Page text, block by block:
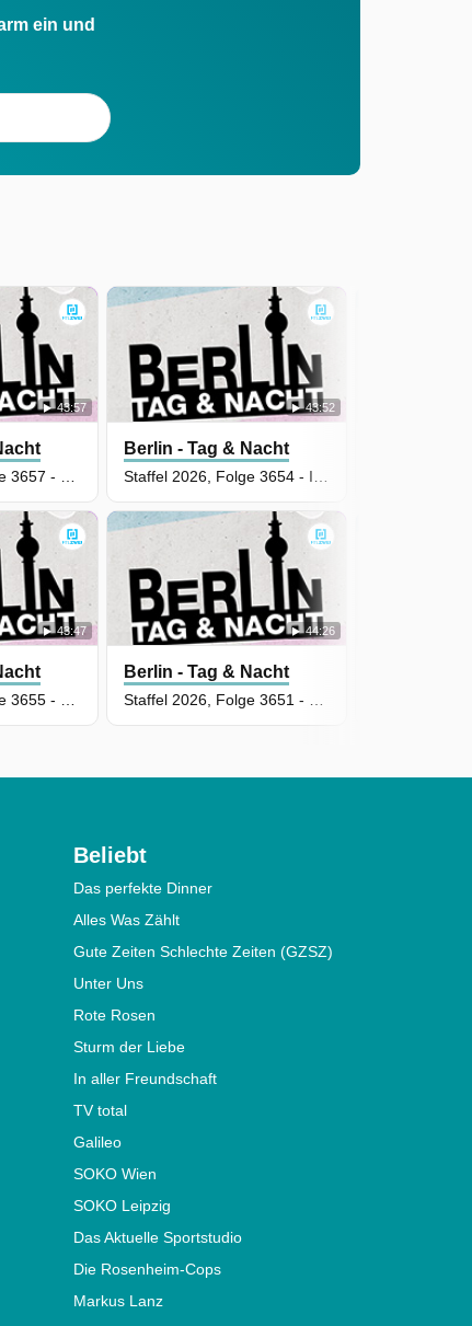
ein und
43:57
43:47
43:52
Berlin - Tag & Nacht
44:26
Berlin - Tag & Nacht
Beliebt
Das perfekte Dinner
Alles Was Zählt
Gute Zeiten Schlechte Zeiten (GZSZ)
Unter Uns
Rote Rosen
Sturm der Liebe
In aller Freundschaft
TV total
Galileo
SOKO Wien
SOKO Leipzig
Das Aktuelle Sportstudio
Die Rosenheim-Cops
Markus Lanz